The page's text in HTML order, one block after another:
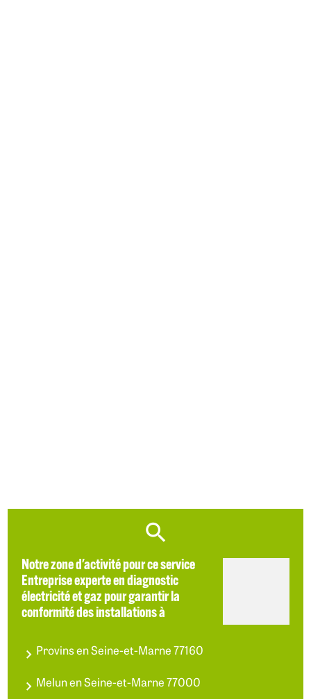
Notre zone d'activité pour ce service
Entreprise experte en diagnostic
électricité et gaz pour garantir la
conformité des installations à
Provins en Seine-et-Marne 77160
Melun en Seine-et-Marne 77000